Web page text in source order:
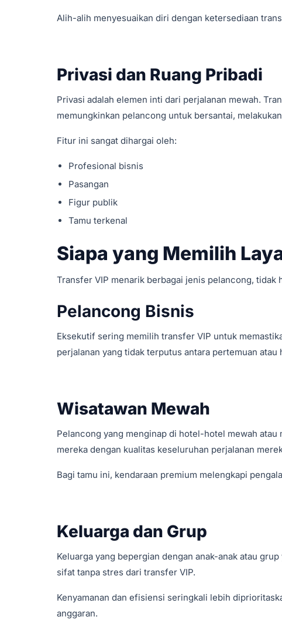
Alih-alih menyesuaikan diri dengan ketersediaan
Privasi dan Ruang Pribadi
Privasi adalah elemen inti dari perjalanan mewah.
memungkinkan pelancong untuk bersantai,
Fitur ini sangat dihargai oleh:
Profesional bisnis
Pasangan
Figur publik
Tamu terkenal
Siapa yang Memilih
Transfer VIP menarik berbagai jenis pelancong, tidak
Pelancong Bisnis
Eksekutif sering memilih transfer VIP untuk
perjalanan yang tidak terputus antara pertemuan atau
Wisatawan Mewah
Pelancong yang menginap di hotel-hotel mewah
mereka dengan kualitas keseluruhan perjalanan
Bagi tamu ini, kendaraan premium melengkapi
Keluarga dan Grup
Keluarga yang bepergian dengan anak-anak atau
sifat tanpa stres dari transfer VIP.
Kenyamanan dan efisiensi seringkali lebih
anggaran.